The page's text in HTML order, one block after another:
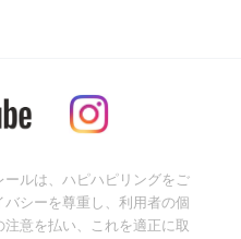
ルは、ハピハピリングをご
シーを尊重し、利用者の個
注意を払い、これを適正に取